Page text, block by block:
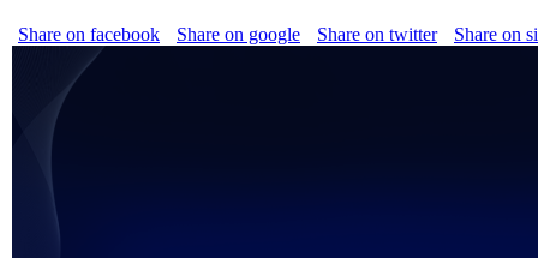
Share on facebook Share on google Share on twitter Share on